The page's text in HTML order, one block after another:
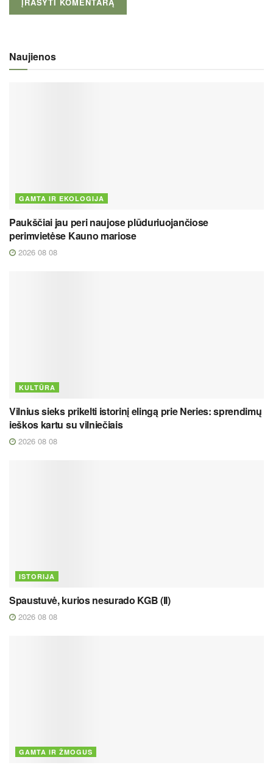
Naujienos
GAMTA IR EKOLOGIJA
Paukščiai jau peri naujose plūduriuojančiose
perimvietėse Kauno mariose
2026 08 08
KULTŪRA
Vilnius sieks prikelti istorinį elingą prie Neries: sprendimų
ieškos kartu su vilniečiais
2026 08 08
ISTORIJA
Spaustuvė, kurios nesurado KGB (II)
2026 08 08
GAMTA IR ŽMOGUS